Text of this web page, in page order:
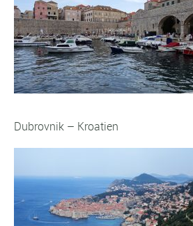
Dubrovnik – Kroatien